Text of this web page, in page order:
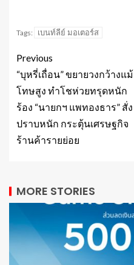
Tags: เบนท์ลีย์ มอเตอร์ส
Previous
“บุหรี่เถื่อน” ขยายวงกว้างแม้
โทษสูง ทำโชห่วยทรุดหนัก
ร้อง “นายกฯ แพทองธาร” สั่ง
ปราบหนัก กระตุ้นเศรษฐกิจ
ร้านค้ารายย่อย
MORE STORIES